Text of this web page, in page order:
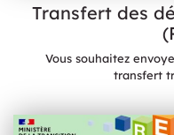
Transfert des
Vous souhaitez
transfert